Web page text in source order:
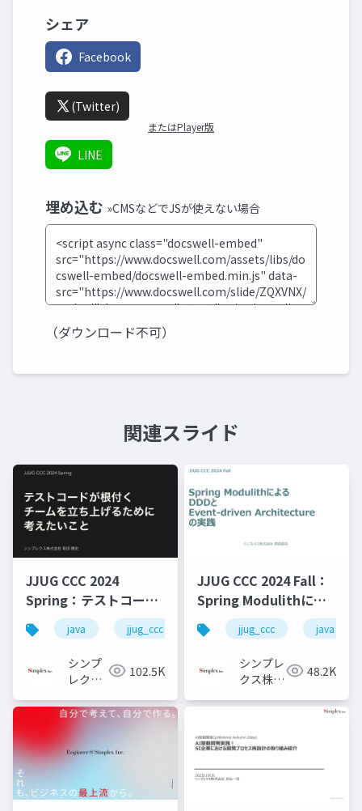
シェア
Facebook
(Twitter)
またはPlayer版
LINE
埋め込む »CMSなどでJSが使えない場合
（ダウンロード不可）
関連スライド
JJUG CCC 2024
Spring：テストコード
が根付くチームを立ち
上げるために考えたい
java jjug_ccc
シンプ
レクス
社
102.5K
JJUG CCC 2024 Fall：
Spring Modulithによ
るDDDとEvent-driven
Architectureの実践
jjug_ccc java
シンプレ
クス株式
48.2K